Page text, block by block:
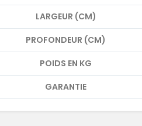
LARGEUR (CM)
PROFONDEUR (CM)
POIDS EN KG
GARANTIE